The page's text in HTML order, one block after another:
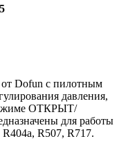
Dofun с пилотным
давления,
ОТКРЫТ/
для работы
R507, R717.